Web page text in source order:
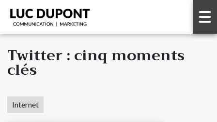
Twitter : cinq moments
clés
Internet